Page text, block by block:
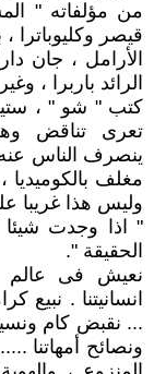
من مؤلفاته "
قيصر وكليوباترا
الأرامل ، جان
الرائد باربرا ،
كتب " شو " ،
تعرى تناقض
ينصرف الناس
مغلف
وليس هذا غريبا
" اذا وجدت شيئا
الحقيقة ".
نعيش فى عالم
انسانيتنا . نبيع
... نقبض كام
ونصائح أمهاتنا